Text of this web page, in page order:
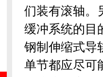
们装有滚轴。
缓冲系统的目
钢制伸缩式导
单节都应尽可